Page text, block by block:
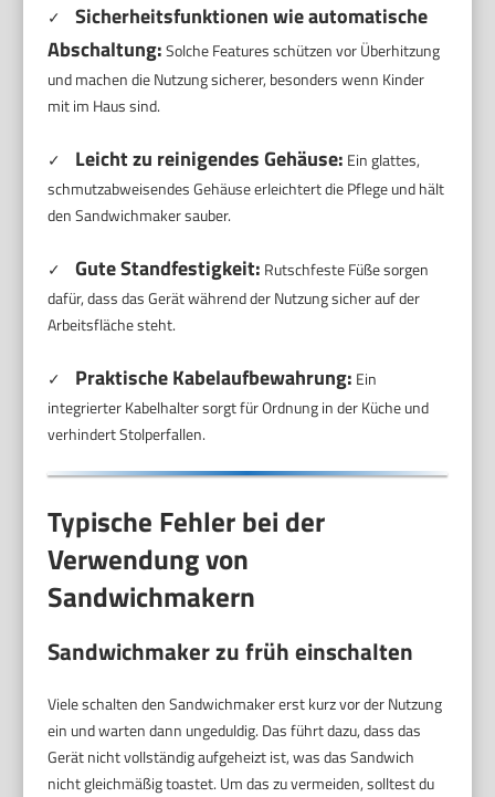
✓
Sicherheitsfunktionen wie automatische
Abschaltung:Solche Features schützen vor Überhitzung
und machen die Nutzung sicherer, besonders wenn Kinder
mit im Haus sind.
✓ Leicht zu reinigendes Gehäuse: Ein glattes,
schmutzabweisendes Gehäuse erleichtert die Pflege und hält
den Sandwichmaker sauber.
✓ Gute Standfestigkeit: Rutschfeste Füße sorgen
dafür, dass das Gerät während der Nutzung sicher auf der
Arbeitsfläche steht.
✓ Praktische Kabelaufbewahrung: Ein
integrierter Kabelhalter sorgt für Ordnung in der Küche und
verhindert Stolperfallen.
Typische Fehler bei der
Verwendung von
Sandwichmakern
Sandwichmaker zu früh einschalten
Viele schalten den Sandwichmaker erst kurz vor der Nutzung
ein und warten dann ungeduldig. Das führt dazu, dass das
Gerät nicht vollständig aufgeheizt ist, was das Sandwich
nicht gleichmäßig toastet. Um das zu vermeiden, solltest du